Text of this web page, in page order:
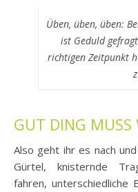
Üben, üben, üben:
ist Geduld
richtigen Zeitpunkt
GUT DING
Also geht ihr es nach
Gürtel, knisternde
fahren, unterschiedliche